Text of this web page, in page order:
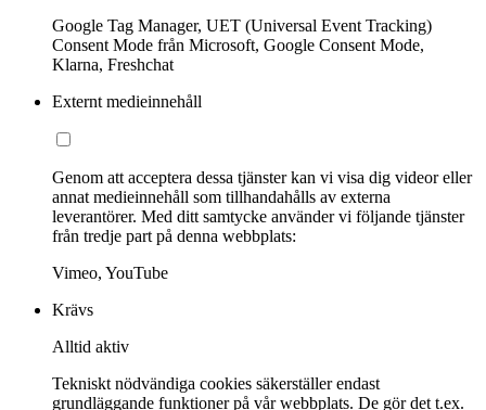
Google Tag Manager, UET (Universal Event Tracking)
Consent Mode från Microsoft, Google Consent Mode,
Klarna, Freshchat
Externt medieinnehåll
Genom att acceptera dessa tjänster kan vi visa dig videor eller
annat medieinnehåll som tillhandahålls av externa
leverantörer. Med ditt samtycke använder vi följande tjänster
från tredje part på denna webbplats:
Vimeo, YouTube
Krävs
Alltid aktiv
Tekniskt nödvändiga cookies säkerställer endast
grundläggande funktioner på vår webbplats. De gör det t.ex.